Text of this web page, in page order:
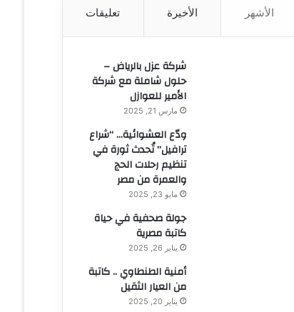
الأشهر الأخيرة تعليقات
شركة عزل بالرياض –
حلول شاملة مع شركة
الأمير للعوازل
مارس 21, 2025
ودّع العشوائية… “شراع
ترافيل” تُحدث ثورة في
تنظيم رحلات الحج
والعمرة من مصر
مايو 23, 2025
جولة صحفية في حياة
كاتبة مصرية
يناير 26, 2025
أمنية الطنطاوي .. كاتبة
من العيار الثقيل
يناير 20, 2025